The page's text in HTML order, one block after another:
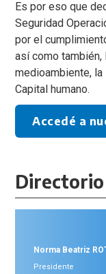
Es por eso que
Seguridad
por el
así como también,
medioambiente,
Capital humano.
Accedé a
Directorio
Norma Beatriz
Presidente